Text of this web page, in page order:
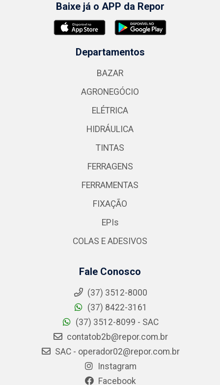
Baixe já o APP da Repor
Departamentos
BAZAR
AGRONEGÓCIO
ELÉTRICA
HIDRÁULICA
TINTAS
FERRAGENS
FERRAMENTAS
FIXAÇÃO
EPIs
COLAS E ADESIVOS
Fale Conosco
(37) 3512-8000
(37) 8422-3161
(37) 3512-8099 - SAC
contatob2b@repor.com.br
SAC - operador02@repor.com.br
Instagram
Facebook